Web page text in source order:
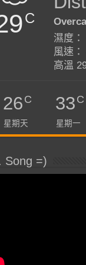
C
濕度：
風速
高溫
26C
星期天
33C
星期一
Song =)